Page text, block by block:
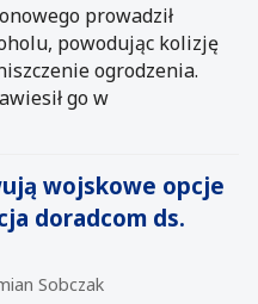
prowadził
powodując kolizję
ogrodzenia.
go w
wojskowe opcje
doradcom ds.
Sobczak